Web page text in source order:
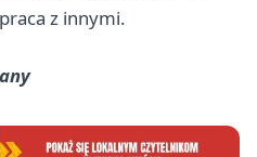
z innymi.